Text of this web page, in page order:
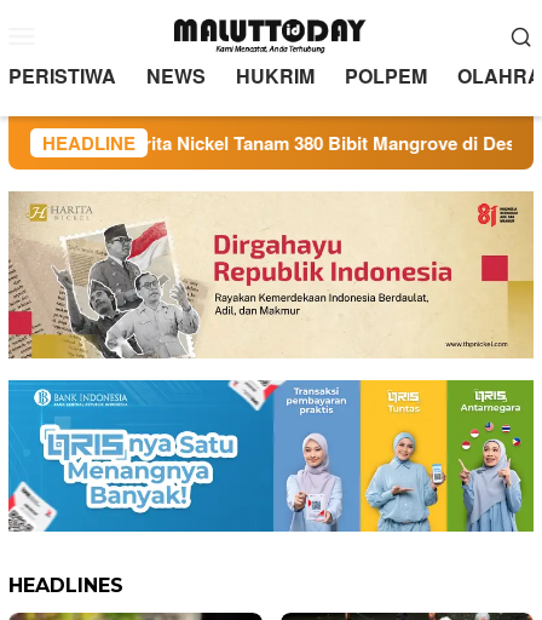
kontenMobile
PERISTIWA NEWS HUKRIM POLPEM
HEADLINE
Harita Nickel Tanam 380 Bibit Mangrove di Desa Soligi
HEADLINES